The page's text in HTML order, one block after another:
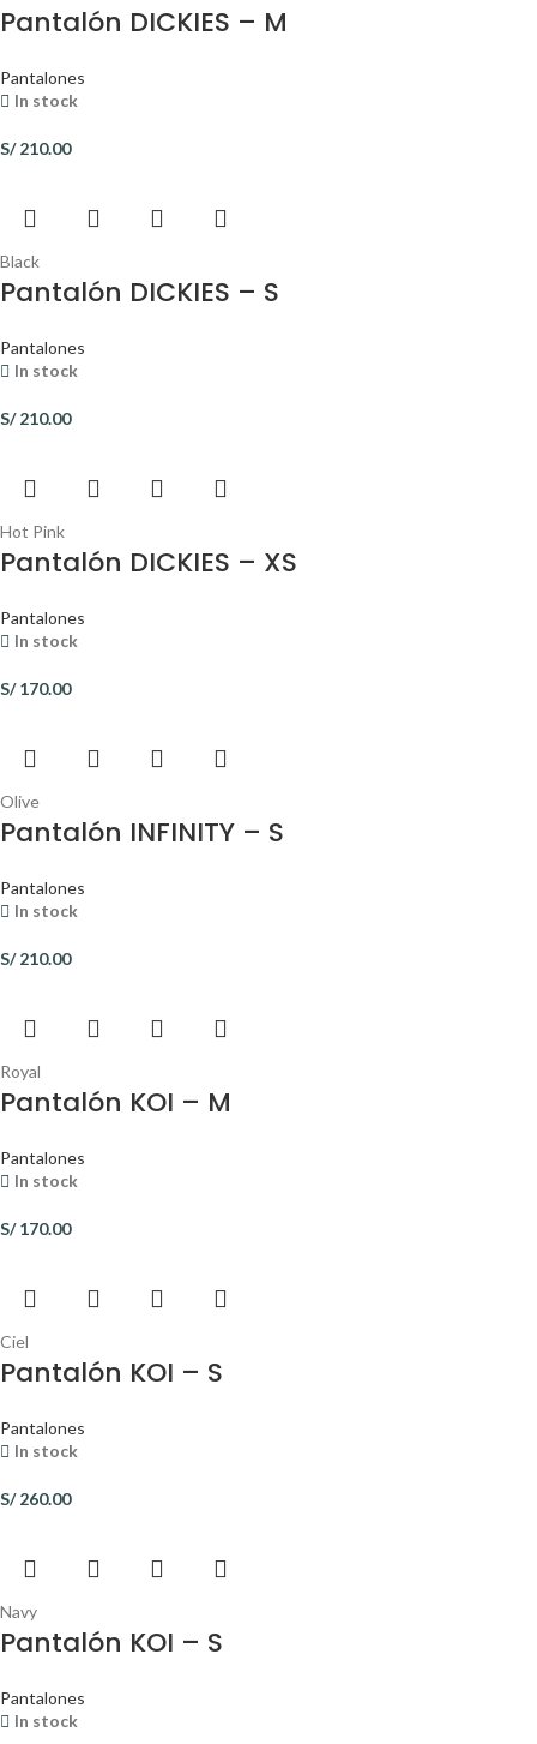
Pantalón DICKIES – M
Pantalones
In stock
S/210.00
Black
Pantalón DICKIES – S
Pantalones
In stock
S/210.00
Hot Pink
Pantalón DICKIES – XS
Pantalones
In stock
S/170.00
Olive
Pantalón INFINITY – S
Pantalones
In stock
S/210.00
Royal
Pantalón KOI – M
Pantalones
In stock
S/170.00
Ciel
Pantalón KOI – S
Pantalones
In stock
S/260.00
Navy
Pantalón KOI – S
Pantalones
In stock